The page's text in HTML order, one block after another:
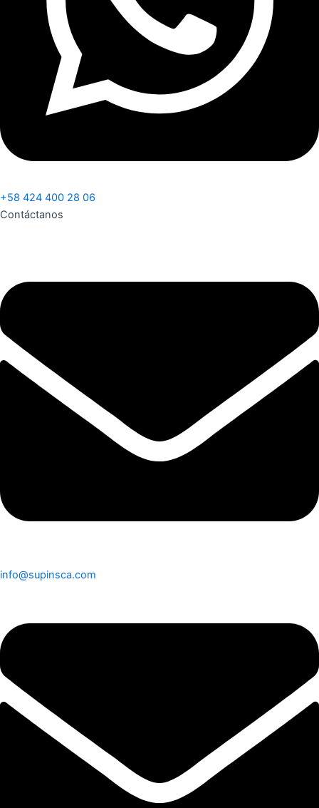
+58 424 400 28 06
Contáctanos
info@supinsca.com